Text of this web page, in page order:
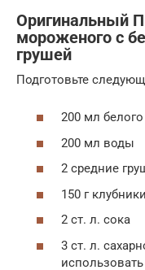
Оригинальный
мороженого с
грушей
Подготовьте
200 мл
200 мл воды
2 средние
150 г клубники
2 ст. л. сока
3 ст. л.